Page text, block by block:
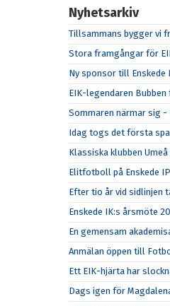
Nyhetsarkiv
Tillsammans bygger vi
Stora framgångar för
Ny sponsor till Enskede
EIK-legendaren Bubben
Sommaren närmar sig -
Idag togs det första
Klassiska klubben
Elitfotboll på Enskede
Efter tio år vid sidlinjen
Enskede IK:s årsmöte
En gemensam
Anmälan öppen till
Ett EIK-hjärta har
Dags igen för